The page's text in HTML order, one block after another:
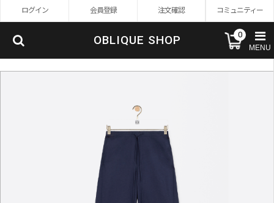
ログイン 会員登録 注文確認 コミュニティー
OBLIQUE SHOP 0
MENU